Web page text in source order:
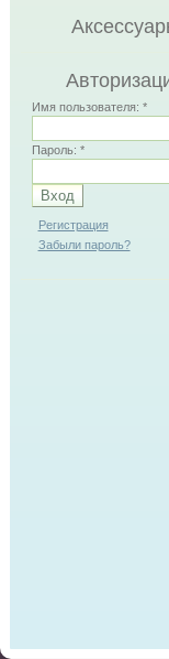
Имя пользователя: *
Пароль: *
Регистрация
Забыли пароль?